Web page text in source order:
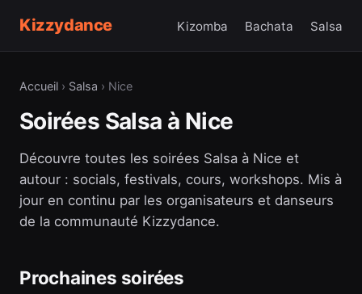
Kizzydance Kizomba Bachata Salsa
Accueil › Salsa › Nice
Soirées Salsa à Nice
Découvre toutes les soirées Salsa à Nice et
autour : socials, festivals, cours, workshops. Mis à
jour en continu par les organisateurs et danseurs
de la communauté Kizzydance.
Prochaines soirées